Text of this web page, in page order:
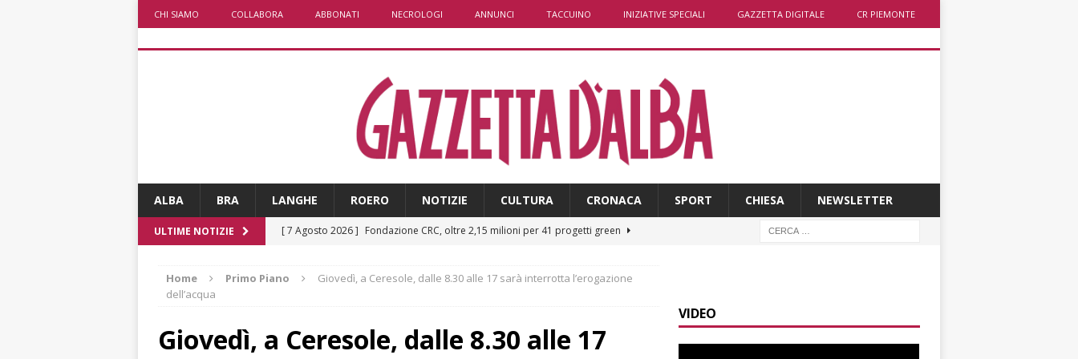
CHI SIAMO COLLABORA ABBONATI NECROLOGI ANNUNCI TACCUINO INIZIATIVE SPECIALI GAZZETTA DIGITALE CR PIEMONTE
ALBA BRA LANGHE ROERO NOTIZIE CULTURA CRONACA SPORT CHIESA NEWSLETTER
ULTIME NOTIZIE [ 7 Agosto 2026 ] Fondazione CRC, oltre 2,15 milioni per 41 progetti green
[ 7 Agosto 2026 ] Siccità in Piemonte, parte la richiesta di calamità naturale
[ 7 Agosto 2026 ] Bollettino meteo: un po’ di temporali nel fine settimana, ma il
Home Primo Piano
Giovedì, a Ceresole, dalle 8.30 alle 17 sarà interrotta l’erogazione
dell’acqua
Giovedì, a Ceresole, dalle 8.30 alle 17
VIDEO